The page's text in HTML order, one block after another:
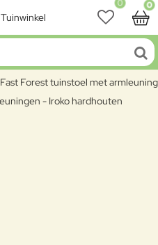
0 0
Fast Forest tuinstoel met